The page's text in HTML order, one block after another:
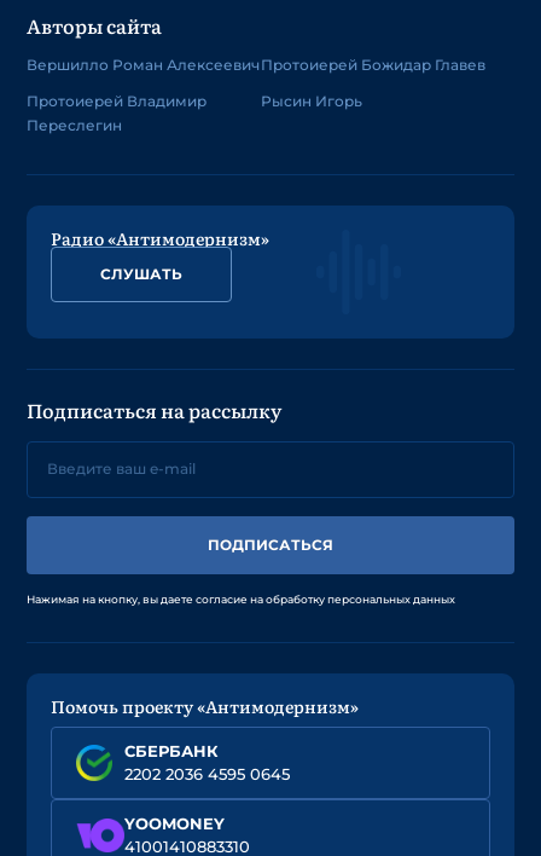
Авторы сайта
Вершилло Роман Алексеевич
Протоиерей Владимир
Переслегин
Протоиерей Божидар Главев
Рысин Игорь
Радио «Антимодернизм»
СЛУШАТЬ
Подписаться на рассылку
ПОДПИСАТЬСЯ
Нажимая на кнопку, вы даете согласие на обработку персональных данных
Помочь проекту «Антимодернизм»
СБЕРБАНК
2202 2036 4595 0645
YOOMONEY
41001410883310